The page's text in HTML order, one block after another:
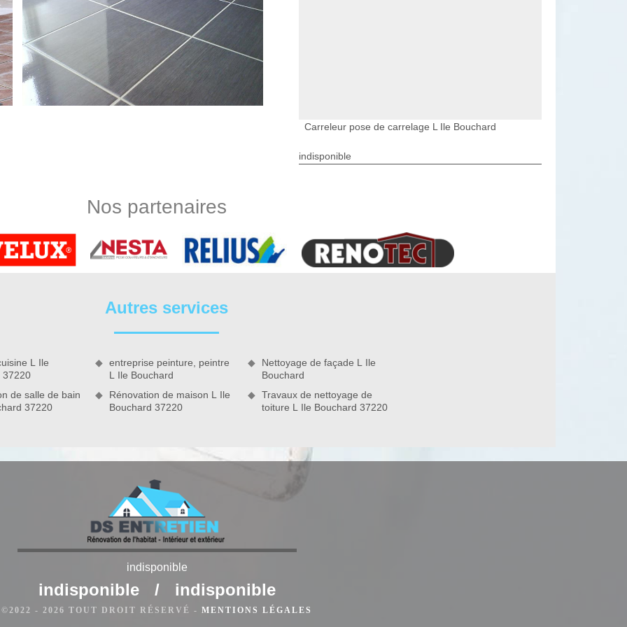
à différents avantages pour financer vos travaux de
L Ile Bouchard, nous disposons nos professionnels au
Avez-vous opté pour le confort d'une douche à l’italienne ?
de réaliser toute intervention en pose de carrelage grands
d’intervention. Pour cela, il est important de mettre en
Carreleur pose de carrelage L Ile Bouchard
indisponible
Nos partenaires
Autres services
L Ile
37220
de salle de bain
37220
entreprise peinture, peintre
L Ile Bouchard
Rénovation de maison L Ile
Bouchard 37220
Nettoyage de façade L Ile
Bouchard
Travaux de nettoyage de
toiture L Ile Bouchard 37220
indisponible
indisponible / indisponible
©2022 - 2026 TOUT DROIT RÉSERVÉ - MENTIONS LÉGALES